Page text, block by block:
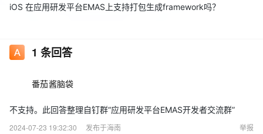
iOS 在应用研发平台EMAS上支持打包生成framework吗？
1 条回答
番茄酱脑袋
不支持。此回答整理自钉群“应用研发平台EMAS开发者交流群”
2024-07-23 19:32:30
发布于海南 举报